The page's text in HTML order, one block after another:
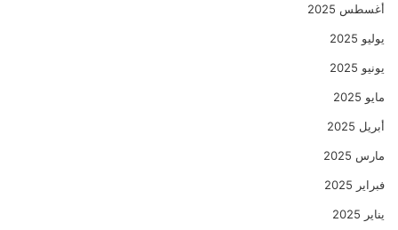
أغسطس 2025
يوليو 2025
يونيو 2025
مايو 2025
أبريل 2025
مارس 2025
فبراير 2025
يناير 2025